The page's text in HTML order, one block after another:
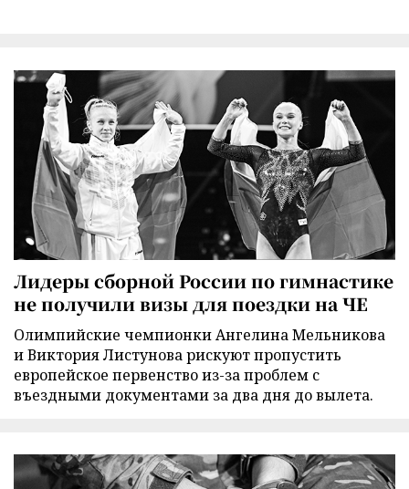
Лидеры сборной России по гимнастике
не получили визы для поездки на ЧЕ
Олимпийские чемпионки Ангелина Мельникова
и Виктория Листунова рискуют пропустить
европейское первенство из-за проблем с
въездными документами за два дня до вылета.